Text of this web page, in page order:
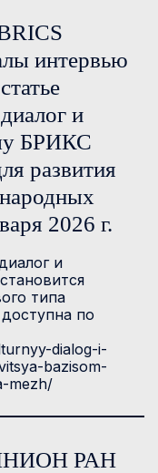
интервью
и
БРИКС
развития
2026 г.
и
типа
по
dialog-i-
bazisom-
mezh/
РАН